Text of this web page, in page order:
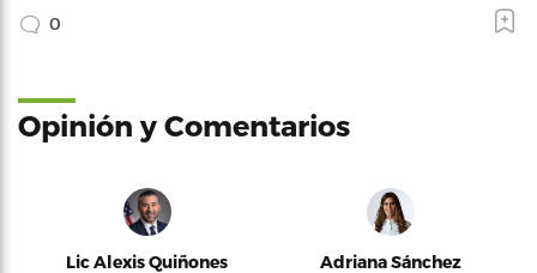
0
Opinión y Comentarios
Lic Alexis Quiñones Adriana Sánchez